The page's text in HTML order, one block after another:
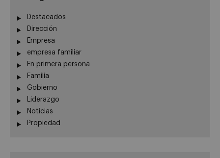
Destacados
Dirección
Empresa
empresa familiar
En primera persona
Familia
Gobierno
Liderazgo
Noticias
Propiedad